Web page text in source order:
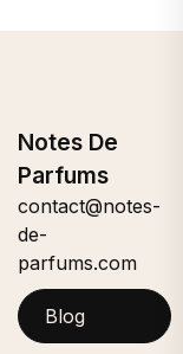
Notes De
Parfums
contact@notes-
de-
parfums.com
Blog